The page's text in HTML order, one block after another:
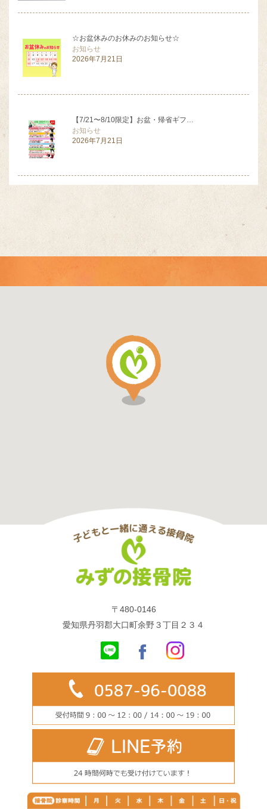
☆お盆休みのお休みのお知らせ☆
お知らせ
2026年7月21日
【7/21〜8/10限定】お盆・帰省ギフ…
お知らせ
2026年7月21日
〒480-0146
愛知県丹羽郡大口町余野３丁目２３４